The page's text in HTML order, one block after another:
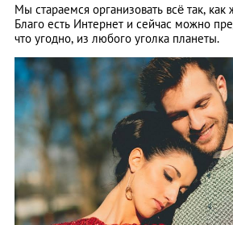
Мы стараемся организовать всё так,
Благо есть Интернет и сейчас можно
что угодно, из любого уголка планеты.